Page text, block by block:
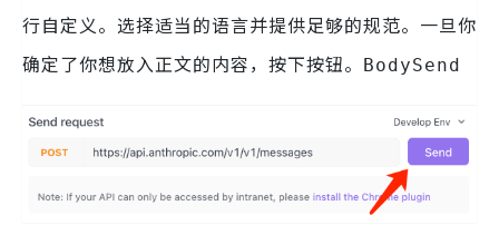
行自定义。选择适当的语言并提供足够的规范。一旦你
确定了你想放入正文的内容，按下按钮。
BodySend